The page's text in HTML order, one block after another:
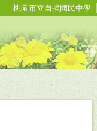
桃園市立自強國民中學